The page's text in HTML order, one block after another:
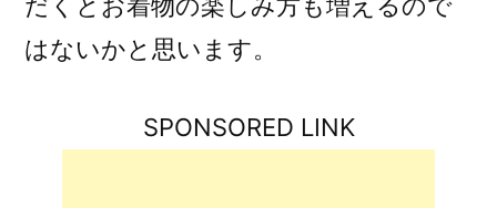
はないかと思います。
SPONSORED LINK